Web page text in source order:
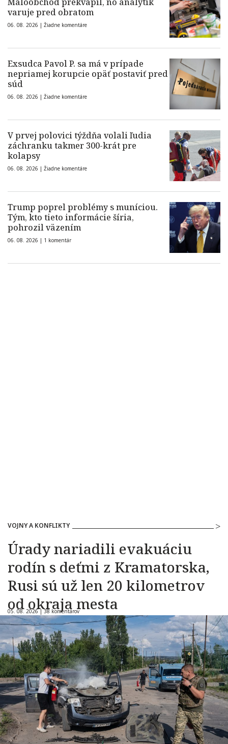
varuje pred obratom
06. 08. 2026 | Žiadne komentáre
Exsudca Pavol P. sa má v prípade
nepriamej korupcie opäť postaviť pred
súd
06. 08. 2026 | Žiadne komentáre
V prvej polovici týždňa volali ľudia
záchranku takmer 300-krát pre
kolapsy
06. 08. 2026 | Žiadne komentáre
Trump poprel problémy s muníciou.
Tým, kto tieto informácie šíria,
pohrozil väzením
06. 08. 2026 | 1 komentár
VOJNY A KONFLIKTY
Úrady nariadili evakuáciu
rodín s deťmi z Kramatorska,
Rusi sú už len 20 kilometrov
od okraja mesta
05. 08. 2026 |38 komentárov